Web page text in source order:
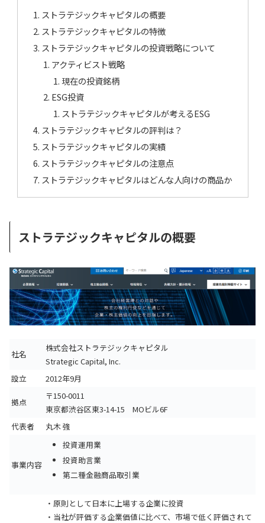
ストラテジックキャピタルの概要
ストラテジックキャピタルの特徴
ストラテジックキャピタルの投資戦略について
アクティビスト戦略
現在の投資銘柄
ESG投資
ストラテジックキャピタルが考えるESG
ストラテジックキャピタルの評判は？
ストラテジックキャピタルの実績
ストラテジックキャピタルの注意点
ストラテジックキャピタルはどんな人向けの商品か
ストラテジックキャピタルの概要
社名
株式会社ストラテジックキャピタル
Strategic Capital, Inc.
設立
2012年9月
拠点
〒150-0011
東京都渋谷区東3-14-15 MOビル6F
代表者
丸木 強
事業内容
投資運用業
投資助言業
第二種金融商品取引業
・原則として日本に上場する企業に投資
・当社が評価する企業価値に比べて、市場で低く評価されて